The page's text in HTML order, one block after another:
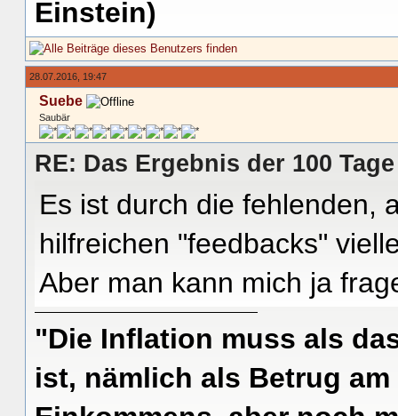
Einstein)
28.07.2016, 19:47
Suebe
Saubär
RE: Das Ergebnis der 100 Tage
Es ist durch die fehlenden,
hilfreichen "feedbacks"
Aber man kann mich ja
"Die Inflation muss als
ist, nämlich als Betrug